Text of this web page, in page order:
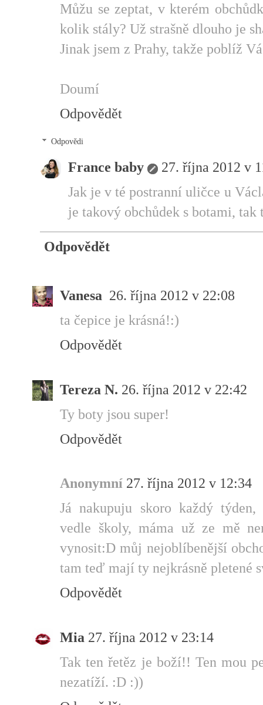
Můžu se zeptat, v kterém
kolik stály? Už strašně dlouho je
Jinak jsem z Prahy, takže poblíž
Doumí
Odpovědět
Odpovědi
France baby
27. října 2012 v
Jak je v té postranní uličce u
je takový obchůdek s botami, tak
Odpovědět
Vanesa 26. října 2012 v 22:08
ta čepice je krásná!:)
Odpovědět
Tereza N. 26. října 2012 v 22:42
Ty boty jsou super!
Odpovědět
Anonymní 27. října 2012 v 12:34
Já nakupuju skoro každý
vedle školy, máma už ze mě
vynosit:D můj nejoblíbenější
tam teď mají ty nejkrásně pletené
Odpovědět
Mia 27. října 2012 v 23:14
Tak ten řetěz je boží!! Ten mou
nezatíží. :D :))